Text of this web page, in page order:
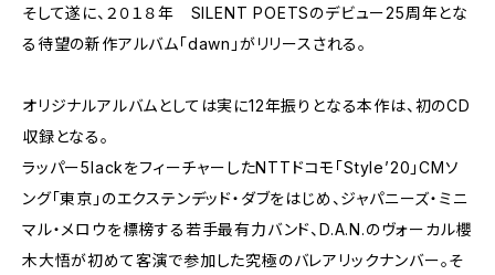
そして遂に、２０１８年 SILENT POETSのデビュー25周年とな
る待望の新作アルバム「dawn」がリリースされる。
オリジナルアルバムとしては実に12年振りとなる本作は、初のCD
収録となる。
ラッパー5lackをフィーチャーしたNTTドコモ「Style’20」CMソ
ング「東京」のエクステンデッド・ダブをはじめ、ジャパニーズ・ミニ
マル・メロウを標榜する若手最有力バンド、D.A.N.のヴォーカル櫻
木大悟が初めて客演で参加した究極のバレアリックナンバー。そ